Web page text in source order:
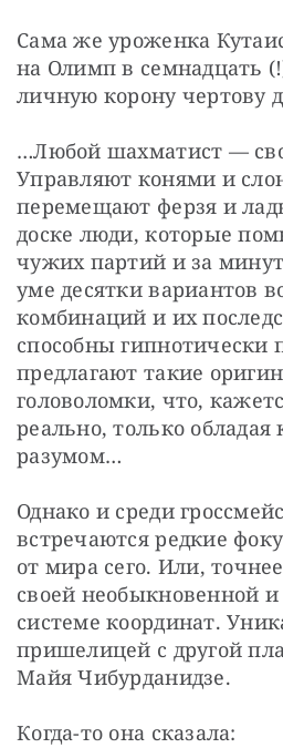
Сама же уроженка
на Олимп в семнадцать
личную корону чертову
…Любой шахматист —
Управляют конями и
перемещают ферзя и
доске люди, которые
чужих партий и за
уме десятки вариантов
комбинаций и их
способны гипнотически
предлагают такие
головоломки, что,
реально, только
разумом…
Однако и среди
встречаются редкие
от мира сего. Или,
своей необыкновенной
системе координат.
пришелицей с другой
Майя Чибурданидзе.
Когда-то она сказала: